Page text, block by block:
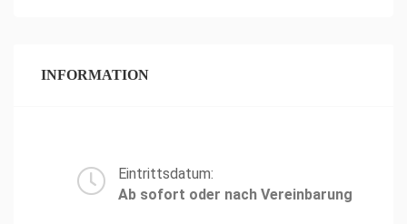
INFORMATION
Eintrittsdatum:
Ab sofort oder nach Vereinbarung